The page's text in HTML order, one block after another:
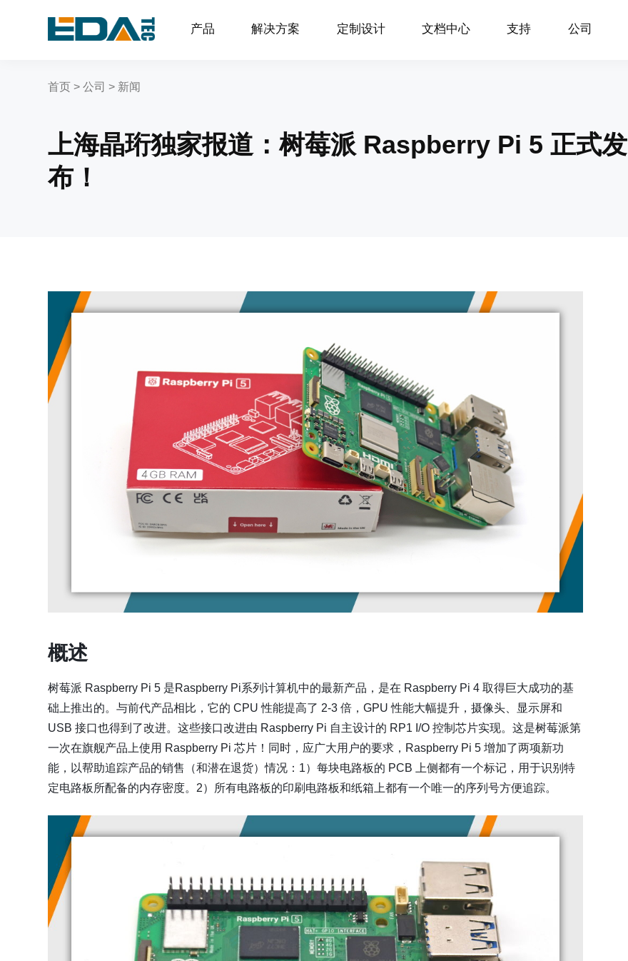
产品 解决方案 定制设计 文档中心 支持 公司
首页 >公司 > 新闻
上海晶珩独家报道：树莓派 Raspberry Pi 5 正式发
布！
概述
树莓派 Raspberry Pi 5 是Raspberry Pi系列计算机中的最新产品，是在 Raspberry Pi 4 取得巨大成功的基
础上推出的。与前代产品相比，它的 CPU 性能提高了 2-3 倍，GPU 性能大幅提升，摄像头、显示屏和
USB 接口也得到了改进。这些接口改进由 Raspberry Pi 自主设计的 RP1 I/O 控制芯片实现。这是树莓派第
一次在旗舰产品上使用 Raspberry Pi 芯片！同时，应广大用户的要求，Raspberry Pi 5 增加了两项新功
能，以帮助追踪产品的销售（和潜在退货）情况：1）每块电路板的 PCB 上侧都有一个标记，用于识别特
定电路板所配备的内存密度。2）所有电路板的印刷电路板和纸箱上都有一个唯一的序列号方便追踪。